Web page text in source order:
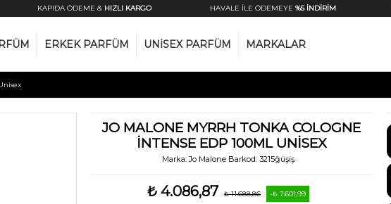
KAPIDA ÖDEME &HIZLI KARGO HAVALE İLE ÖDEMEYE%5 İNDİRİM
ERKEK PARFÜM UNISEX PARFÜM MARKALAR
JO MALONE MYRRH TONKA COLOGNE
İNTENSE EDP 100ML UNISEX
Marka: Jo Malone Barkod: 3215ğüşiş
₺ 4.086,87 ₺ 11.688,86 -₺ 7.601,99